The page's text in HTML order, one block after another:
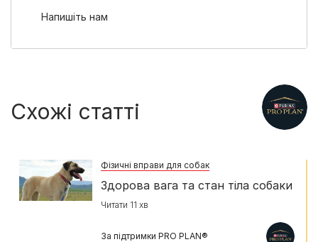
Напишіть нам
Схожі статті
Фізичні вправи для собак
Здорова вага та стан тіла собаки
Читати 11 хв
За підтримки PRO PLAN®